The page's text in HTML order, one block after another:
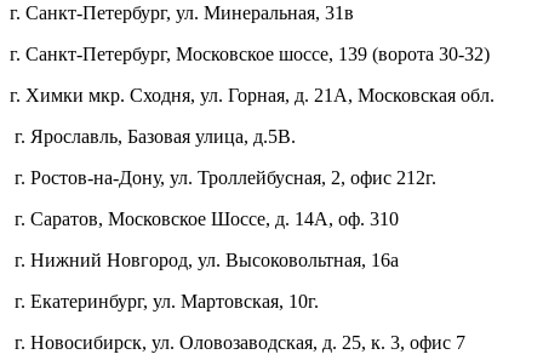
г. Санкт-Петербург, ул. Минеральная, 31в
г. Санкт-Петербург, Московское шоссе, 139 (ворота 30-32)
г. Химки мкр. Сходня, ул. Горная, д. 21А, Московская обл.
г. Ярославль, Базовая улица, д.5В.
г. Ростов-на-Дону, ул. Троллейбусная, 2, офис 212г.
г. Саратов, Московское Шоссе, д. 14А, оф. 310
г. Нижний Новгород, ул. Высоковольтная, 16а
г. Екатеринбург, ул. Мартовская, 10г.
г. Новосибирск, ул. Оловозаводская, д. 25, к. 3, офис 7